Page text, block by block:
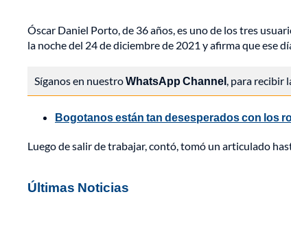
Óscar Daniel Porto, de 36 años, es uno de los tres
la noche del 24 de diciembre de 2021 y afirma que ese
Síganos en nuestroWhatsApp Channel, para recibir
Bogotanos están tan desesperados con los
Luego de salir de trabajar, contó, tomó un articulado
Últimas Noticias